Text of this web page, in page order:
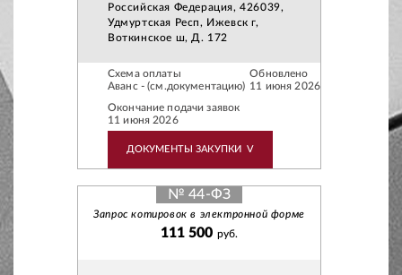
Российская Федерация, 426039,
Удмуртская Респ, Ижевск г,
Воткинское ш, Д. 172
Схема оплаты
Аванс - (см.документацию)
Обновлено
11 июня 2026
Окончание подачи заявок
11 июня 2026
ДОКУМЕНТЫ ЗАКУПКИ V
№ 44-ФЗ
Запрос котировок в электронной форме
111 500 руб.